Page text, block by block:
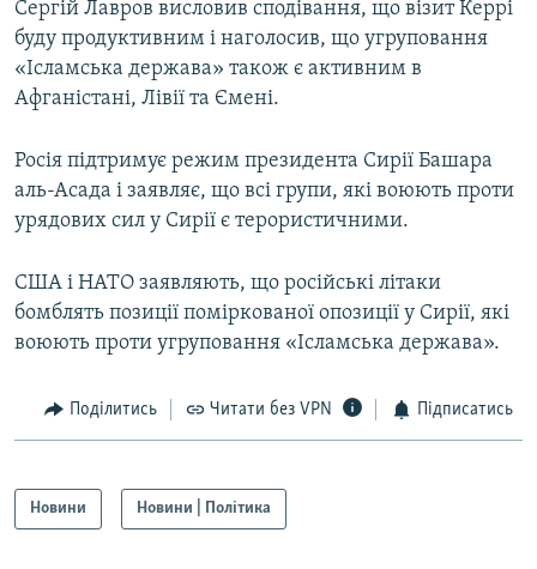
Сергій Лавров висловив сподівання, що візит Керрі
буду продуктивним і наголосив, що угруповання
«Ісламська держава» також є активним в
Афганістані, Лівії та Ємені.
Росія підтримує режим президента Сирії Башара
аль-Асада і заявляє, що всі групи, які воюють проти
урядових сил у Сирії є терористичними.
США і НАТО заявляють, що російські літаки
бомблять позиції поміркованої опозиції у Сирії, які
воюють проти угруповання «Ісламська держава».
Поділитись Читати без VPN Підписатись
Новини Новини | Політика